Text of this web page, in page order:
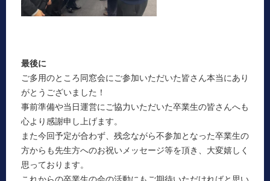
最後に
ご多用のところ同窓会にご参加いただいた皆さん本当にあり
がとうございました！
事前準備や当日運営にご協力いただいた卒業生の皆さんへも
心より感謝申し上げます。
また今回予定が合わず、残念ながら不参加となった卒業生の
方からも先生方へのお祝いメッセージ等を頂き、大変嬉しく
思っております。